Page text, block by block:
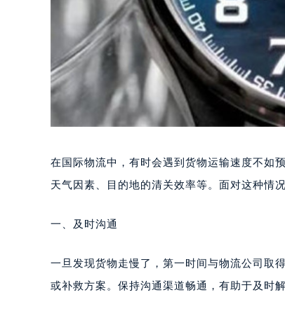
在国际物流中，有时会遇到货物运输速度不如
天气因素、目的地的清关效率等。面对这种情
一、及时沟通
一旦发现货物走慢了，第一时间与物流公司取
或补救方案。保持沟通渠道畅通，有助于及时解